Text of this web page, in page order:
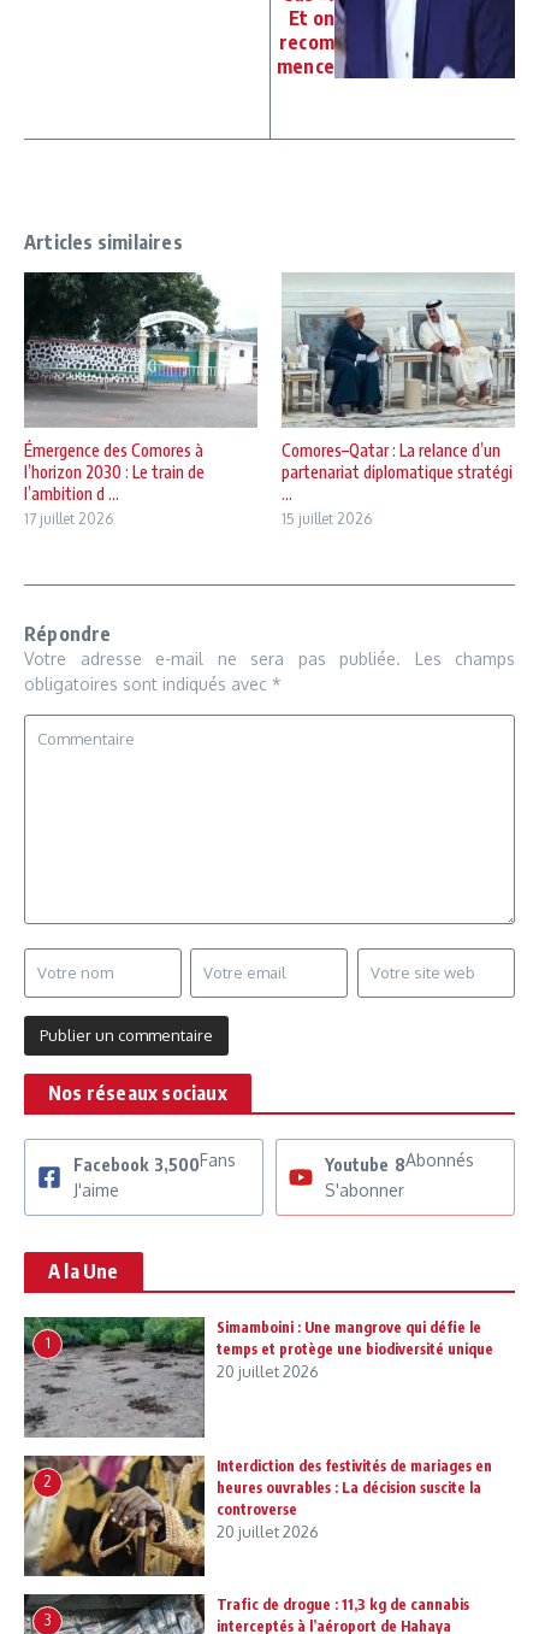
Et on
recom
mence
Articles similaires
Émergence des Comores à
l’horizon 2030 : Le train de
l’ambition d ...
17 juillet 2026
Comores–Qatar : La relance d’un
partenariat diplomatique stratégi
...
15 juillet 2026
Répondre
Votre adresse e-mail ne sera pas publiée.
Les champs
obligatoires sont indiqués avec *
Nos réseaux sociaux
Facebook 3,500Fans
J'aime
Youtube 8Abonnés
S'abonner
A la Une
1
Simamboini : Une mangrove qui défie le
temps et protège une biodiversité unique
20 juillet 2026
2
Interdiction des festivités de mariages en
heures ouvrables : La décision suscite la
controverse
20 juillet 2026
3
Trafic de drogue : 11,3 kg de cannabis
interceptés à l’aéroport de Hahaya